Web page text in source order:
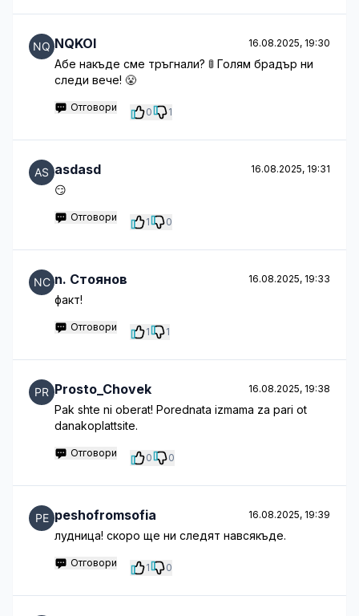
NQKOI 16.08.2025, 19:30
Абе накъде сме тръгнали? 🚦 Голям брадър ни
следи вече! 😤
Отговори 0 1
asdasd 16.08.2025, 19:31
😏
Отговори 1 0
n. Стоянов 16.08.2025, 19:33
факт!
Отговори 1 1
Prosto_Chovek 16.08.2025, 19:38
Pak shte ni oberat! Porednata izmama za pari ot
danakoplattsite.
Отговори 0 0
peshofromsofia 16.08.2025, 19:39
лудница! скоро ще ни следят навсякъде.
Отговори 1 0